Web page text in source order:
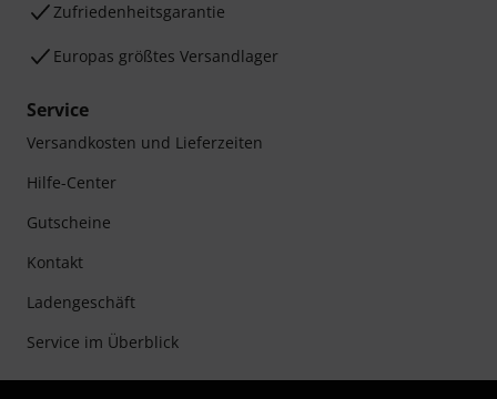
Zufriedenheitsgarantie
Europas größtes Versandlager
Service
Versandkosten und Lieferzeiten
Hilfe-Center
Gutscheine
Kontakt
Ladengeschäft
Service im Überblick